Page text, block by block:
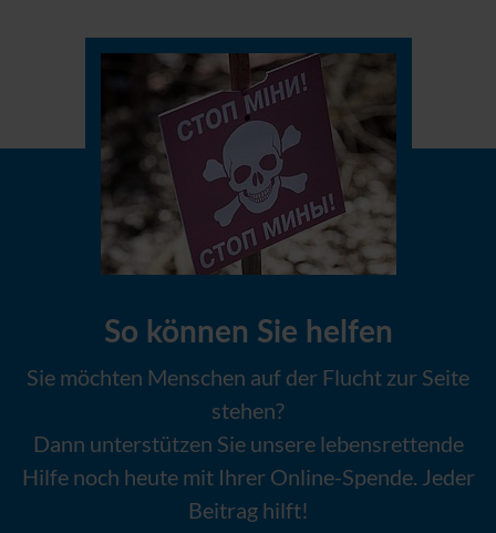
So können Sie helfen
Sie möchten Menschen auf der Flucht zur Seite
stehen?
Dann unterstützen Sie unsere lebensrettende
Hilfe noch heute mit Ihrer Online-Spende. Jeder
Beitrag hilft!